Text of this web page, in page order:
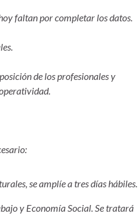
faltan por completar los datos.
de los profesionales y
se amplíe a tres días hábiles.
y Economía Social. Se tratará